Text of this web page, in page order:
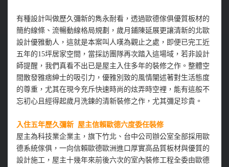
有種設計叫做歷久彌新的雋永耐看，透過歐德傢俱優質板材的
簡約線條、流暢動線格局規劃，歲月鋪陳延展更讓清新的北歐
設計優雅動人，這就是本案叫人嘆為觀止之處，即便已完工近
五年的15坪居家空間，當採訪團隊再次踏入這場域，若非設計
師提醒，我們真看不出已是屋主入住多年的裝修之作。整體空
間散發雅痞紳士的吸引力，優雅別致的風情闡述著對生活態度
的尊重，尤其在現今充斥快速時尚的炫弄時空裡，能有這般不
忘初心且經得起歲月洗鍊的清新裝修之作，尤其彌足珍貴。
入住五年歷久彌新 屋主信賴歐德六度委任裝修
屋主為科技業企業主，旗下竹北、台中公司辦公室全部採用歐
德系統傢俱，一向信賴歐德歐洲進口厚實高品質板材與優質的
設計施工，屋主十幾年來前後六次的室內裝修工程全委由歐德